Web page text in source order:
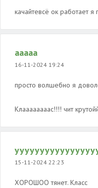
качайтевсё ок работает я
ааааа
16-11-2024 19:24
просто волшебно я
Клаааааааас!!!! чит
15-11-2024 22:23
ХОРОШОО тянет. Класс